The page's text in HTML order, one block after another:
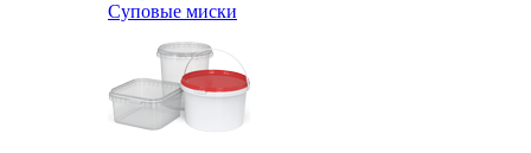
Суповые миски